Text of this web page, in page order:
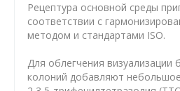
Рецептура основной среды
соответствии с
методом и стандартами ISO.
Для облегчения визуализации
колоний добавляют